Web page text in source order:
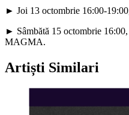
► Joi 13 octombrie 16:00-
► Sâmbătă 15 octombrie
MAGMA.
Artiști Similari